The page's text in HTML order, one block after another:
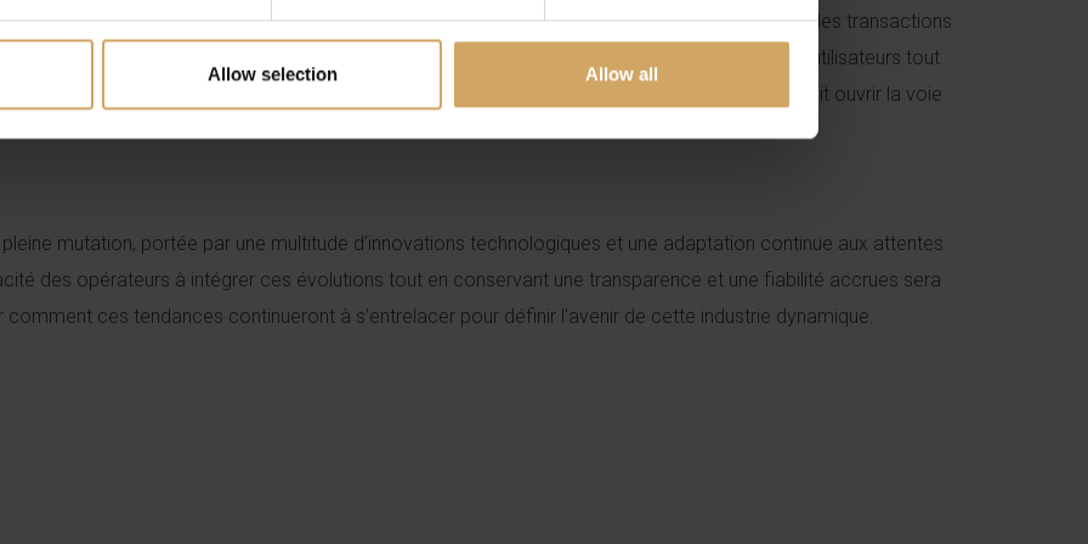
Allow selection Allow all
à s’intégrer dans l’écosystème du gaming, assurant une transparence accrue et facilitant des transactions
pourraient inverser la tendance centralisée historique, offrant davantage de contrôle aux utilisateurs tout
telles que les jetons non fongibles (NFT). La combinaison de ces technologies pourrait ouvrir la voie
innovante.
pleine mutation, portée par une multitude d’innovations technologiques et une adaptation continue aux attentes
des opérateurs à intégrer ces évolutions tout en conservant une transparence et une fiabilité accrues sera
ces tendances continueront à s’entrelacer pour définir l’avenir de cette industrie dynamique.